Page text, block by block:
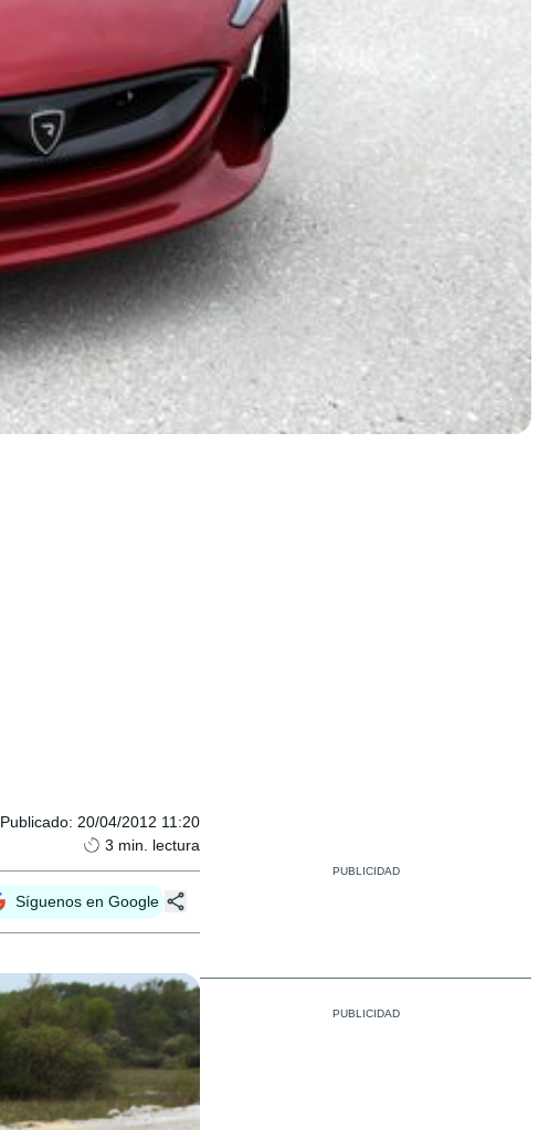
Publicado: 20/04/2012 11:20
3 min. lectura
Síguenos en Google